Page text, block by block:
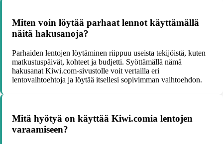
Miten voin löytää parhaat lennot käyttämällä
näitä hakusanoja?
Parhaiden lentojen löytäminen riippuu useista tekijöistä, kuten
matkustuspäivät, kohteet ja budjetti. Syöttämällä nämä
hakusanat Kiwi.com-sivustolle voit vertailla eri
lentovaihtoehtoja ja löytää itsellesi sopivimman vaihtoehdon.
Mitä hyötyä on käyttää Kiwi.comia lentojen
varaamiseen?